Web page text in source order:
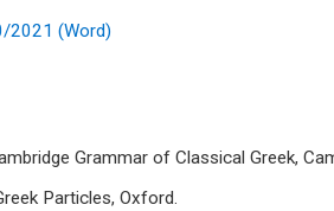
2021 (Word)
Grammar of Classical Greek,
Particles, Oxford.